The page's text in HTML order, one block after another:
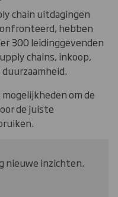
chain uitdagingen
hebben
300 leidinggevenden
chains, inkoop,
om de
de juiste
nieuwe inzichten.